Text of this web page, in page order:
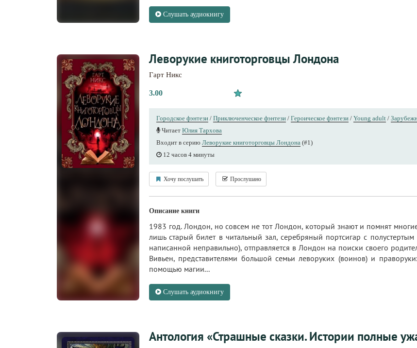
Слушать аудиокнигу
Леворукие книготорговцы Лондона
Гарт Никс
3.00
Городское фэнтези / Приключенческое фэнтези / Героическое фэнтези / Young adult /
Читает Юлия Тархова
Входит в серию Леворукие книготорговцы Лондона (#1)
12 часов 4 минуты
Хочу послушать Прослушано
Описание книги
1983 год. Лондон, но совсем не тот Лондон, который знают и помнят
лишь старый билет в читальный зал, серебряный портсигар с
написанной неправильно), отправляется в Лондон на поиски своего
Вивьен, представителями большой семьи леворуких (воинов) и
помощью магии...
Слушать аудиокнигу
Антология «Страшные сказки. Истории полные